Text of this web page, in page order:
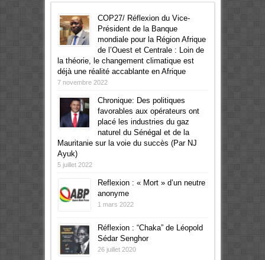
COP27/ Réflexion du Vice-
Président de la Banque
mondiale pour la Région Afrique
de l’Ouest et Centrale : Loin de
la théorie, le changement climatique est
déjà une réalité accablante en Afrique
7 novembre 2022
Chronique: Des politiques
favorables aux opérateurs ont
placé les industries du gaz
naturel du Sénégal et de la
Mauritanie sur la voie du succès (Par NJ
Ayuk)
5 juillet 2022
Reflexion : « Mort » d’un neutre
anonyme
1 mars 2022
Réflexion : “Chaka” de Léopold
Sédar Senghor
26 juillet 2020